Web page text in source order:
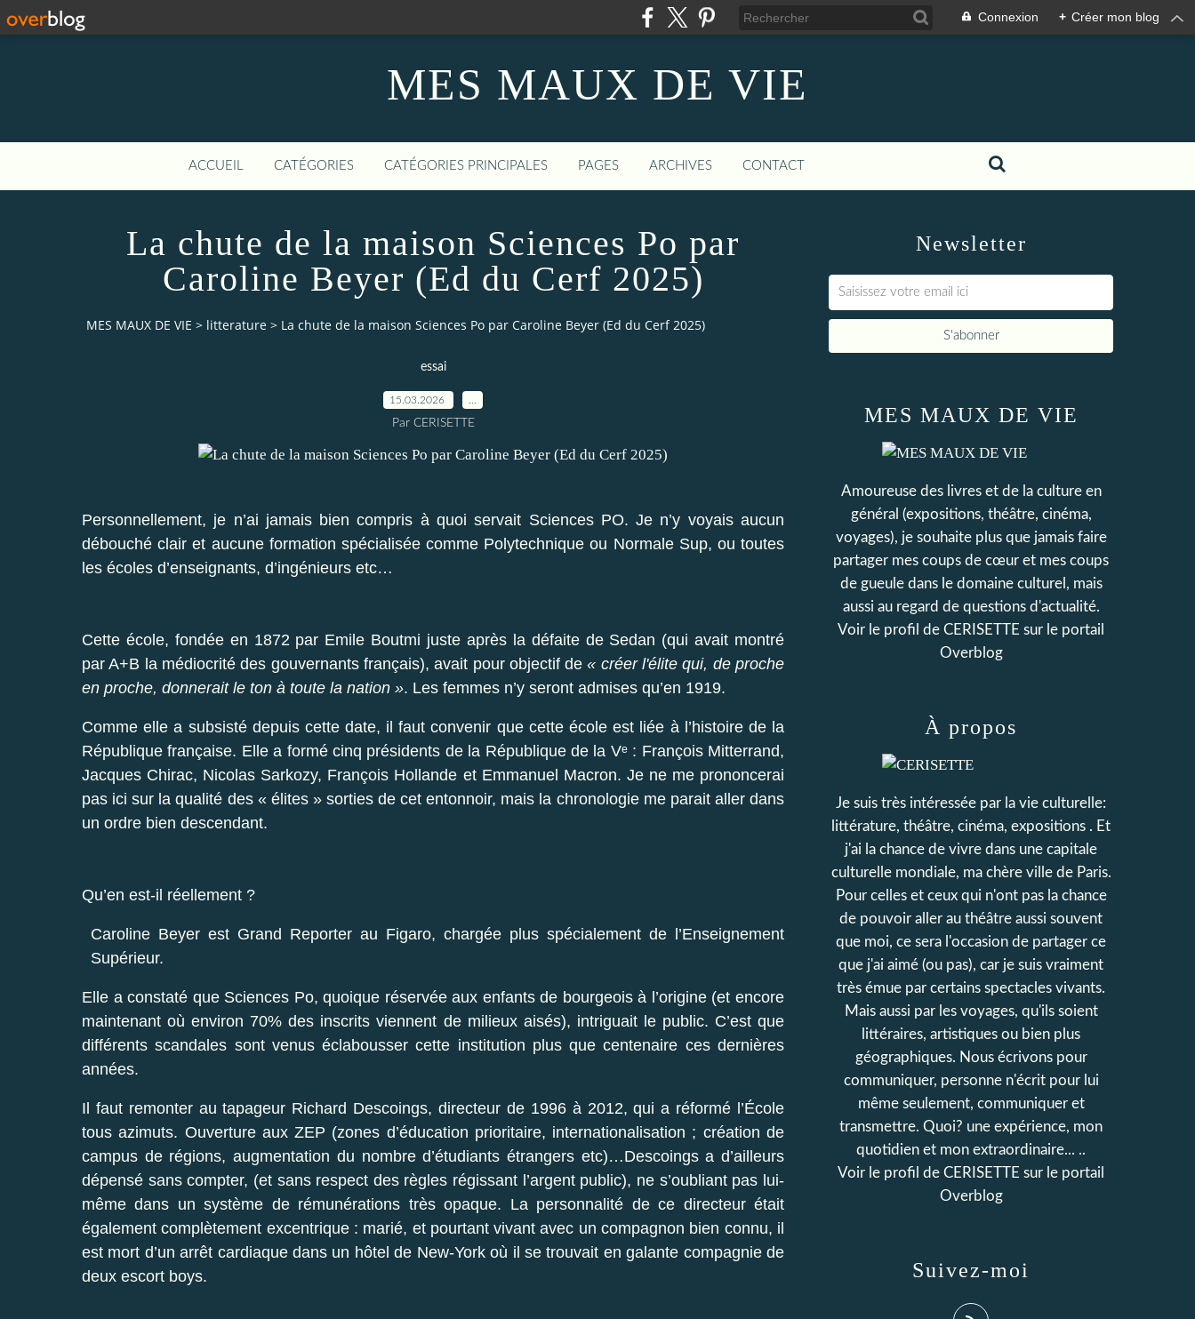
Connexion + Créer mon blog
MES MAUX DE VIE
ACCUEIL CATÉGORIES CATÉGORIES PRINCIPALES PAGES ARCHIVES CONTACT
La chute de la maison Sciences Po par
Caroline Beyer (Ed du Cerf 2025)
MES MAUX DE VIE > litterature > La chute de la maison Sciences Po par Caroline Beyer (Ed du Cerf 2025)
essai
15.03.2026
Par CERISETTE
Personnellement, je n’ai jamais bien compris à quoi servait Sciences PO. Je n’y voyais aucun
débouché clair et aucune formation spécialisée comme Polytechnique ou Normale Sup, ou toutes
les écoles d’enseignants, d’ingénieurs etc…
Cette école, fondée en 1872 par Emile Boutmi juste après la défaite de Sedan (qui avait montré
par A+B la médiocrité des gouvernants français), avait pour objectif de« créer l'élite qui, de proche
en proche, donnerait le ton à toute la nation ». Les femmes n’y seront admises qu’en 1919.
Comme elle a subsisté depuis cette date, il faut convenir que cette école est liée à l’histoire de la
République française. Elle a formé cinq présidents de la République de la Vᵉ : François Mitterrand,
Jacques Chirac, Nicolas Sarkozy, François Hollande et Emmanuel Macron. Je ne me prononcerai
pas ici sur la qualité des « élites » sorties de cet entonnoir, mais la chronologie me parait aller dans
un ordre bien descendant.
Qu’en est-il réellement ?
Caroline Beyer est Grand Reporter au Figaro, chargée plus spécialement de l’Enseignement
Supérieur.
Elle a constaté que Sciences Po, quoique réservée aux enfants de bourgeois à l’origine (et encore
maintenant où environ 70% des inscrits viennent de milieux aisés), intriguait le public. C’est que
différents scandales sont venus éclabousser cette institution plus que centenaire ces dernières
années.
Il faut remonter au tapageur Richard Descoings, directeur de 1996 à 2012, qui a réformé l’École
tous azimuts. Ouverture aux ZEP (zones d’éducation prioritaire, internationalisation ; création de
campus de régions, augmentation du nombre d’étudiants étrangers etc)…Descoings a d’ailleurs
dépensé sans compter, (et sans respect des règles régissant l’argent public), ne s’oubliant pas lui-
même dans un système de rémunérations très opaque. La personnalité de ce directeur était
également complètement excentrique : marié, et pourtant vivant avec un compagnon bien connu, il
est mort d’un arrêt cardiaque dans un hôtel de New-York où il se trouvait en galante compagnie de
deux escort boys.
Newsletter
MES MAUX DE VIE
Amoureuse des livres et de la culture en
général (expositions, théâtre, cinéma,
voyages), je souhaite plus que jamais faire
partager mes coups de cœur et mes coups
de gueule dans le domaine culturel, mais
aussi au regard de questions d'actualité.
Voir le profil de CERISETTE sur le portail
Overblog
Suivez-moi
À propos
Je suis très intéressée par la vie culturelle:
littérature, théâtre, cinéma, expositions . Et
j'ai la chance de vivre dans une capitale
culturelle mondiale, ma chère ville de Paris.
Pour celles et ceux qui n'ont pas la chance
de pouvoir aller au théâtre aussi souvent
que moi, ce sera l'occasion de partager ce
que j'ai aimé (ou pas), car je suis vraiment
très émue par certains spectacles vivants.
Mais aussi par les voyages, qu'ils soient
littéraires, artistiques ou bien plus
géographiques. Nous écrivons pour
communiquer, personne n'écrit pour lui
même seulement, communiquer et
transmettre. Quoi? une expérience, mon
quotidien et mon extraordinaire... ..
Voir le profil de CERISETTE sur le portail
Overblog